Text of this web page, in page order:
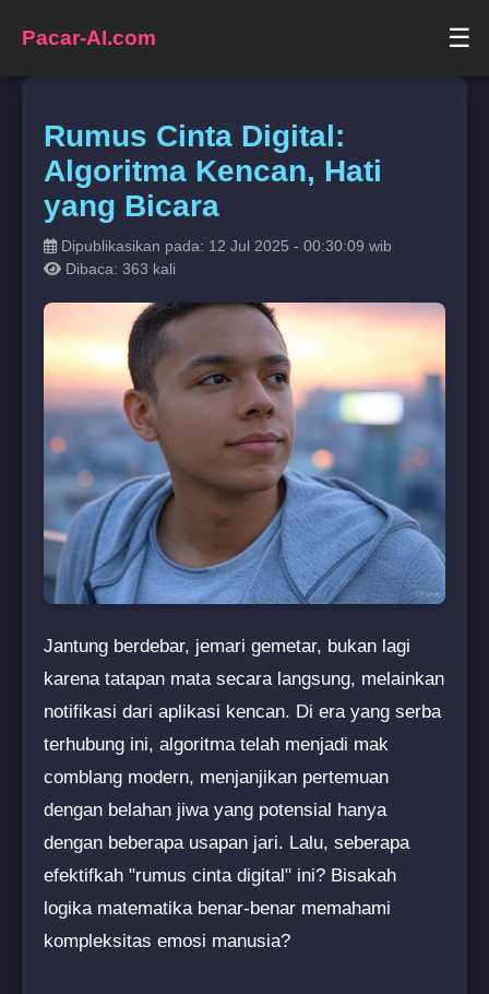
Pacar-AI.com ☰
Rumus Cinta Digital:
Algoritma Kencan, Hati
yang Bicara
Dipublikasikan pada: 12 Jul 2025 - 00:30:09 wib
Dibaca: 363 kali
Jantung berdebar, jemari gemetar, bukan lagi
karena tatapan mata secara langsung, melainkan
notifikasi dari aplikasi kencan. Di era yang serba
terhubung ini, algoritma telah menjadi mak
comblang modern, menjanjikan pertemuan
dengan belahan jiwa yang potensial hanya
dengan beberapa usapan jari. Lalu, seberapa
efektifkah "rumus cinta digital" ini? Bisakah
logika matematika benar-benar memahami
kompleksitas emosi manusia?